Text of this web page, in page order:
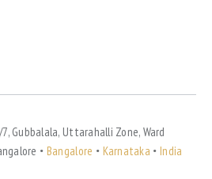
Gubbalala, Uttarahalli Zone, Ward
Bangalore Karnataka India